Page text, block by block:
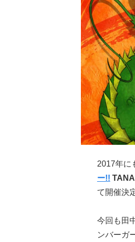
2017年に
ー!!
て開催決
今回も田
ンバーガ